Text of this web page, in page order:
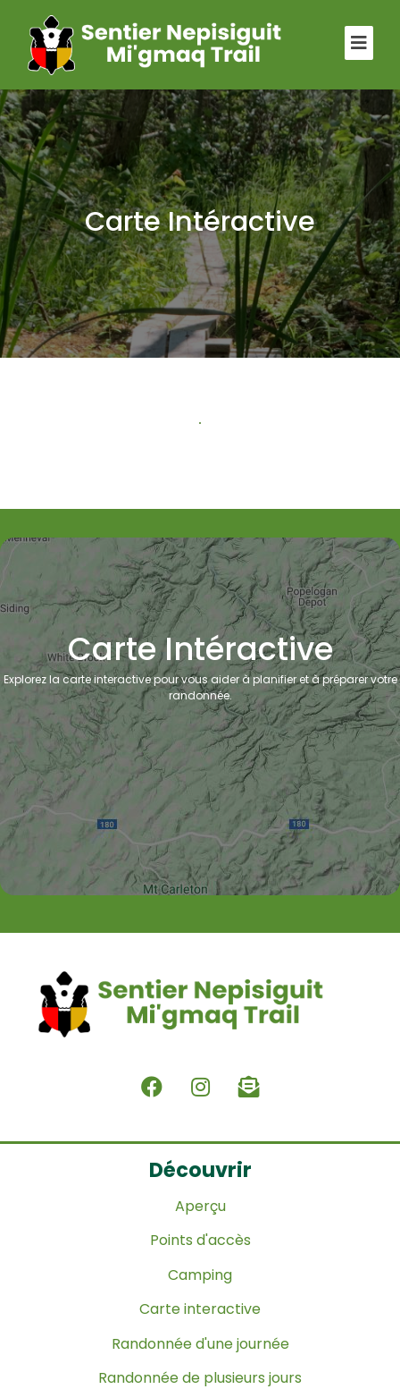
Carte Intéractive
Carte Intéractive
Explorez la carte interactive pour vous aider à planifier et à préparer votre
randonnée.
Découvrir
Aperçu
Points d'accès
Camping
Carte interactive
Randonnée d'une journée
Randonnée de plusieurs jours